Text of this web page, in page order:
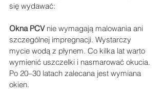
się wydawać:
Okna PCV nie wymagają malowania ani
szczególnej impregnacji. Wystarczy
mycie wodą z płynem. Co kilka lat warto
wymienić uszczelki i nasmarować okucia.
Po 20–30 latach zalecana jest wymiana
okien.